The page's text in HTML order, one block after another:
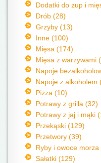
Dodatki do zup i
Drób (28)
Grzyby (13)
Inne (100)
Mięsa (174)
Mięsa z warzywami
Napoje
Napoje z alkoholem
Pizza (10)
Potrawy z grilla (32)
Potrawy z jaj i mąki
Przekąski (129)
Przetwory (39)
Ryby i owoce morza
Sałatki (129)